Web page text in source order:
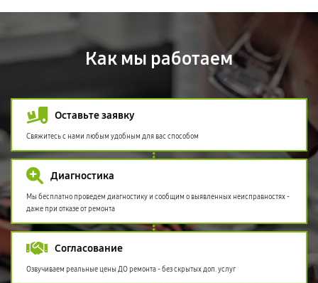
Как мы работаем
Оставьте заявку
Свяжитесь с нами любым удобным для вас способом
Диагностика
Мы бесплатно проведем диагностику и сообщим о выявленных неисправностях -
даже при отказе от ремонта
Согласование
Озвучиваем реальные цены ДО ремонта - без скрытых доп. услуг